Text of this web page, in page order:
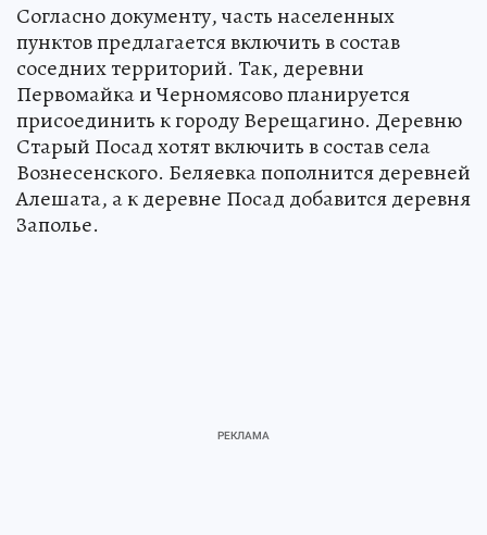
Согласно документу, часть населенных
пунктов предлагается включить в состав
соседних территорий. Так, деревни
Первомайка и Черномясово планируется
присоединить к городу Верещагино. Деревню
Старый Посад хотят включить в состав села
Вознесенского. Беляевка пополнится деревней
Алешата, а к деревне Посад добавится деревня
Заполье.